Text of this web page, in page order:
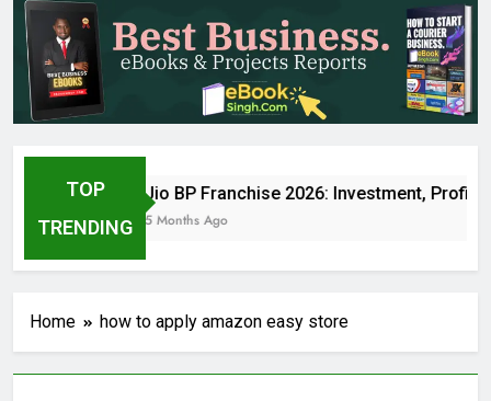
TOP
TRENDING
Jio BP Franchise 2026: Investment, Profit,
5 Months Ago
Home how to apply amazon easy store